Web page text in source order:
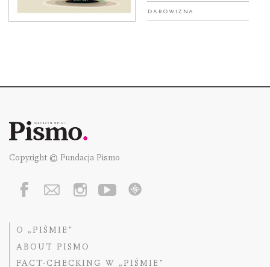
Darowizna
Copyright © Fundacja Pismo
O „PIŚMIE”
ABOUT PISMO
FACT-CHECKING W „PIŚMIE”